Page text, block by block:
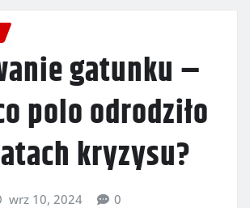
gatunku –
polo odrodziło
kryzysu?
wrz 10, 2024 0